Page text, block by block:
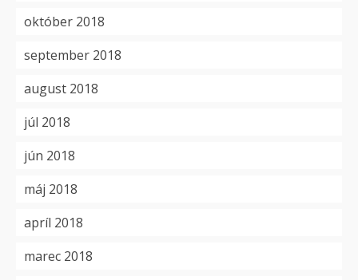
október 2018
september 2018
august 2018
júl 2018
jún 2018
máj 2018
apríl 2018
marec 2018